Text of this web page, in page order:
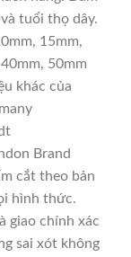
tuổi thọ dây.
15mm,
50mm
khác của
Brand
cắt theo bản
hình thức.
giao chính xác
sai xót không